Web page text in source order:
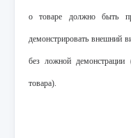
о товаре должно быть
демонстрировать внешний
без ложной демонстрации
товара).